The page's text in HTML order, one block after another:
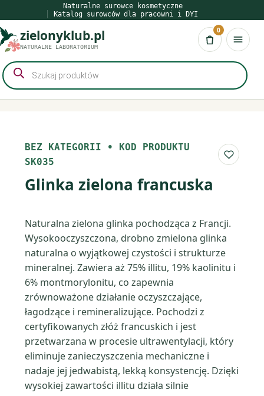
do
treści
Naturalne surowce kosmetyczne
Katalog surowców dla pracowni i DYI
zielonyklub.pl
NATURALNE LABORATORIUM Koszyk
0
Wyszukiwarka
produktów
BEZ KATEGORII • KOD PRODUKTU
SK035
Do
Glinka zielona francuska
Naturalna zielona glinka pochodząca z Francji.
Wysokooczyszczona, drobno zmielona glinka
naturalna o wyjątkowej czystości i strukturze
mineralnej. Zawiera aż 75% illitu, 19% kaolinitu i
6% montmorylonitu, co zapewnia
zrównoważone działanie oczyszczające,
łagodzące i remineralizujące. Pochodzi z
certyfikowanych złóż francuskich i jest
przetwarzana w procesie ultrawentylacji, który
eliminuje zanieczyszczenia mechaniczne i
nadaje jej jedwabistą, lekką konsystencję. Dzięki
wysokiej zawartości illitu działa silnie